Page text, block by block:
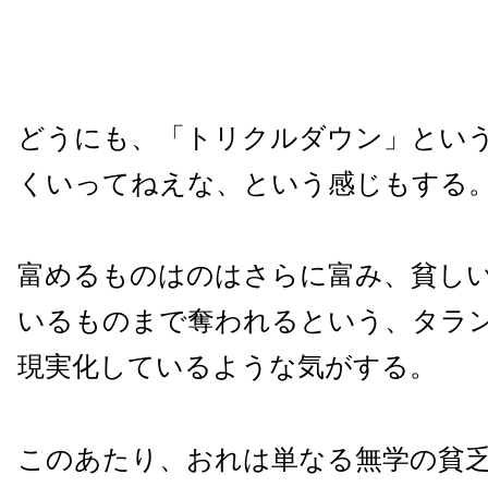
どうにも、「トリクルダウン」とい
くいってねえな、という感じもする
富めるものはのはさらに富み、貧し
いるものまで奪われるという、タラ
現実化しているような気がする。
このあたり、おれは単なる無学の貧